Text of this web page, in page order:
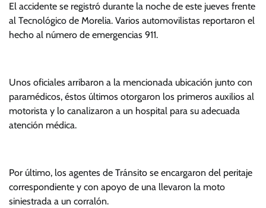
El accidente se registró durante la noche de este jueves frente
al Tecnológico de Morelia. Varios automovilistas reportaron el
hecho al número de emergencias 911.
Unos oficiales arribaron a la mencionada ubicación junto con
paramédicos, éstos últimos otorgaron los primeros auxilios al
motorista y lo canalizaron a un hospital para su adecuada
atención médica.
Por último, los agentes de Tránsito se encargaron del peritaje
correspondiente y con apoyo de una llevaron la moto
siniestrada a un corralón.